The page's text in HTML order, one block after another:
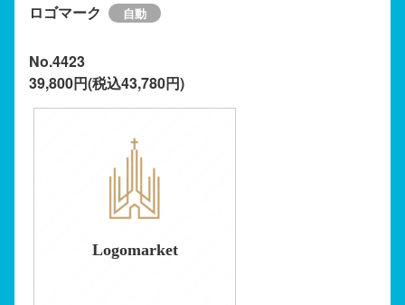
ロゴマーク
No.4423
39,800円(税込43,780円)
Logomarket